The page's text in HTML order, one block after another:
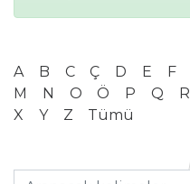
A B C Ç D E F
M
N O Ö P Q R
X
Y Z Tümü